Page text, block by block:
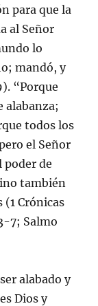
para que la
al Señor
lo
mandó, y
“Porque
alabanza;
todos los
el Señor
de
también
(1 Crónicas
7; Salmo
alabado y
Dios y